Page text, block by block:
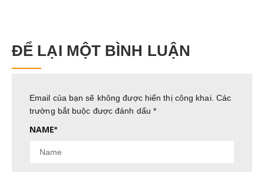
ĐỂ LẠI MỘT BÌNH LUẬN
Email của bạn sẽ không được hiển thị công khai. Các
trường bắt buộc được đánh dấu*
NAME*